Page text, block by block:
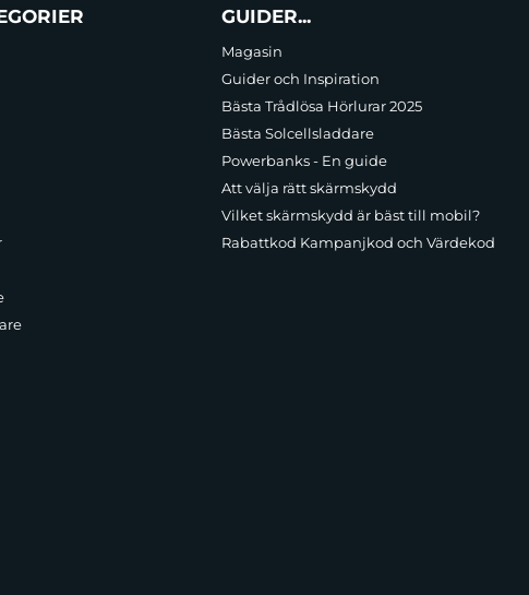
GUIDER...
Magasin
Guider och Inspiration
Bästa Trådlösa Hörlurar 2025
Bästa Solcellsladdare
Powerbanks - En guide
Att välja rätt skärmskydd
Vilket skärmskydd är bäst till mobil?
Rabattkod Kampanjkod och Värdekod